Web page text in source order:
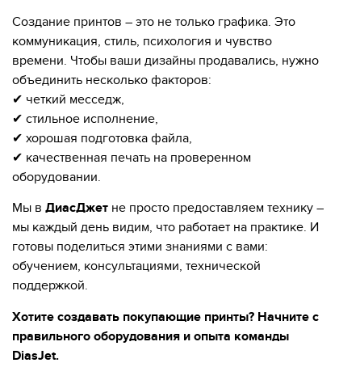
Создание принтов – это не только графика. Это
коммуникация, стиль, психология и чувство
времени. Чтобы ваши дизайны продавались, нужно
объединить несколько факторов:
✔ четкий месседж,
✔ стильное исполнение,
✔ хорошая подготовка файла,
✔ качественная печать на проверенном
оборудовании.
Мы в ДиасДжет не просто предоставляем технику –
мы каждый день видим, что работает на практике. И
готовы поделиться этими знаниями с вами:
обучением, консультациями, технической
поддержкой.
Хотите создавать покупающие принты? Начните с
правильного оборудования и опыта команды
DiasJet.